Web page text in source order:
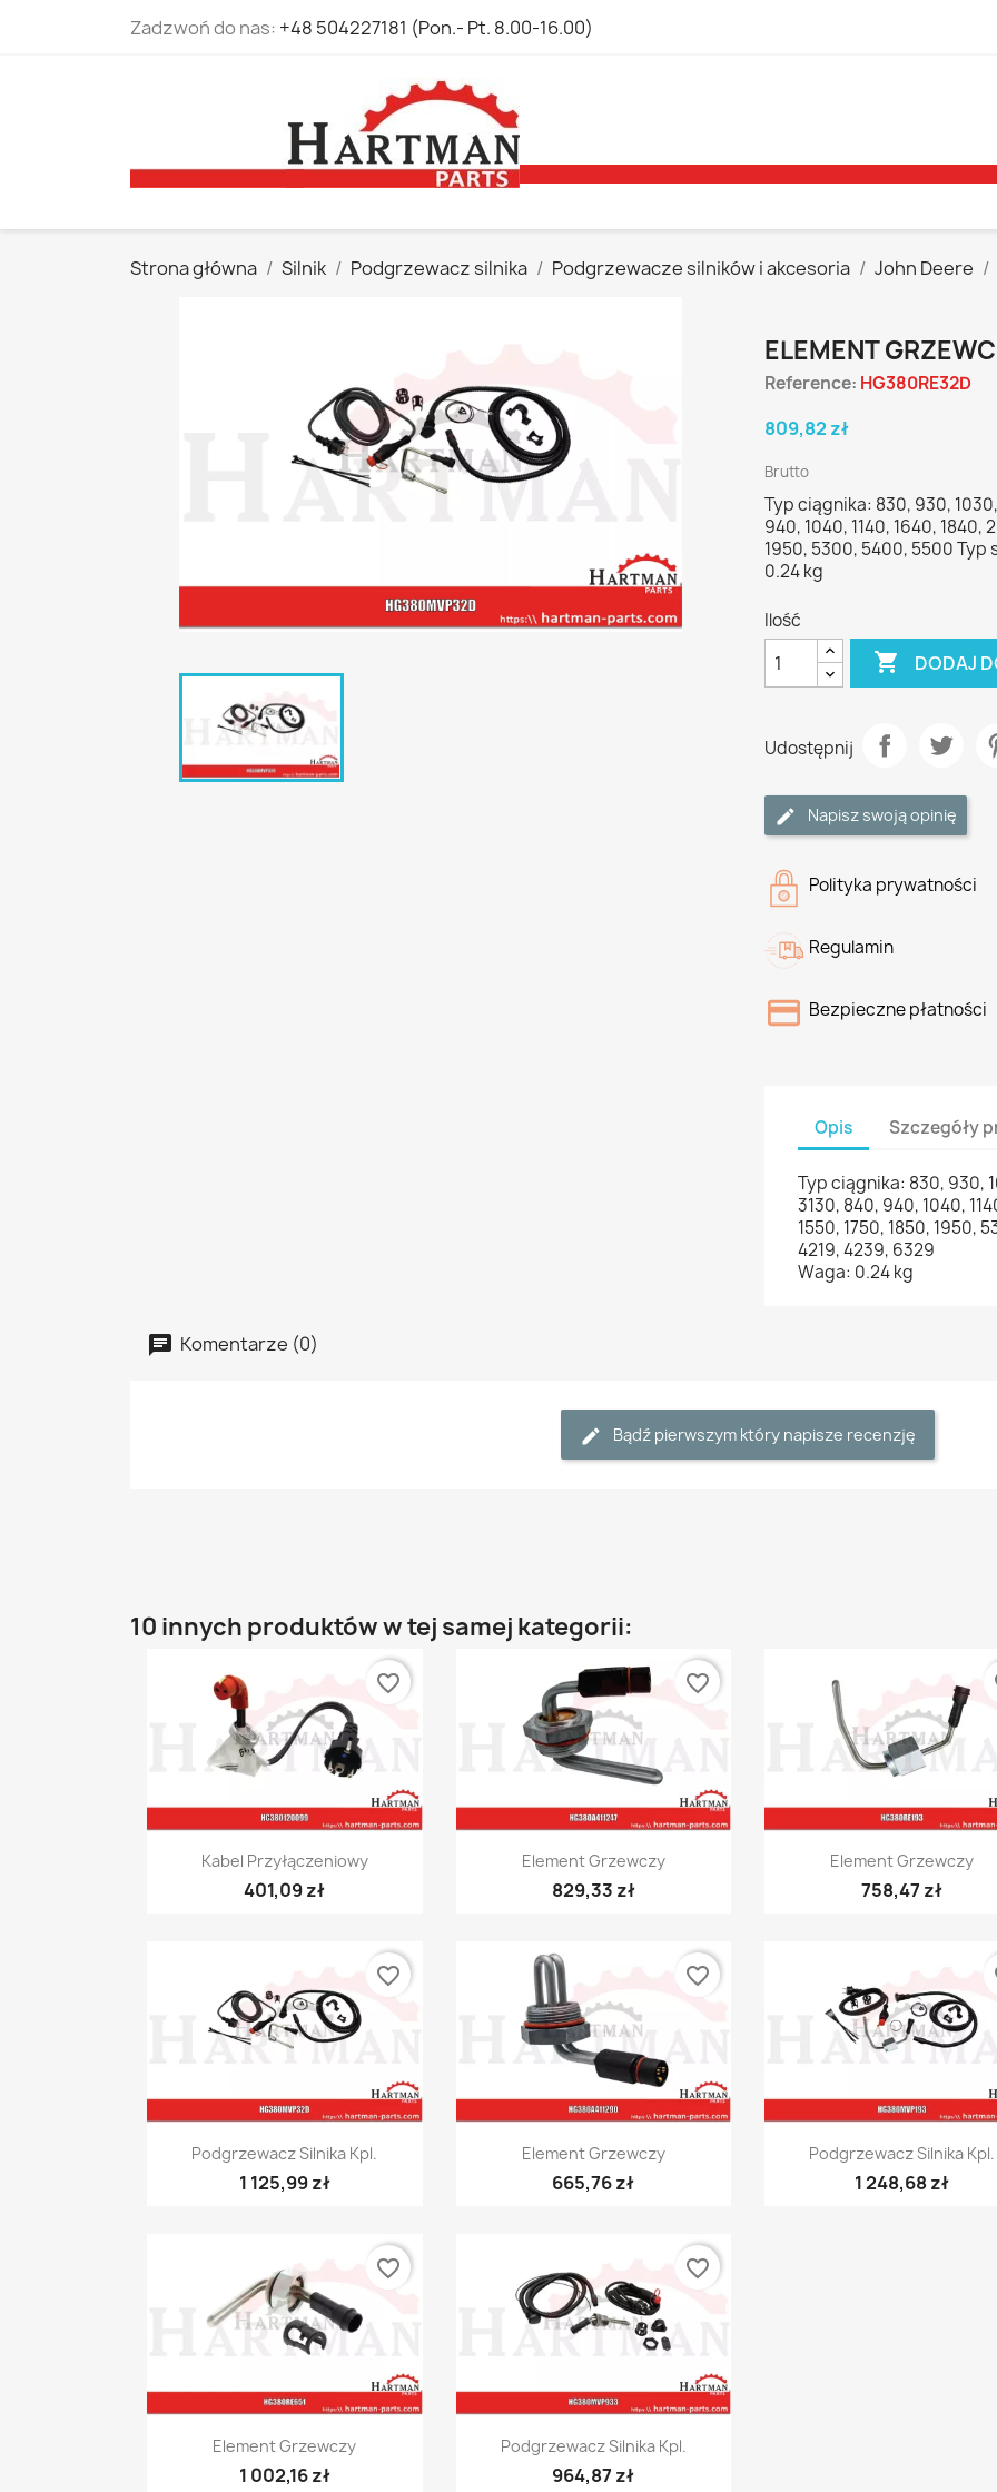
Zadzwoń do nas: +48 504227181 (Pon.- Pt. 8.00-16.00)
Strona główna Silnik Podgrzewacz silnika Podgrzewacze silników i akcesoria John Deere
ELEMENT
Reference: HG380RE32D
809,82 zł
Brutto
Typ ciągnika: 830, 930,
940, 1040, 1140, 1640, 1840,
1950, 5300, 5400, 5500 Typ
0.24 kg
Ilość
 DODAJ
Udostępnij
Napisz swoją opinię
Polityka prywatności
Regulamin
Bezpieczne płatności
Opis Szczegóły
Typ ciągnika: 830, 930,
3130, 840, 940, 1040,
1550, 1750, 1850, 1950,
4219, 4239, 6329
Waga: 0.24 kg
Komentarze (0)
Bądź pierwszym który napisze recenzję
10 innych produktów w tej samej kategorii:
Szybki podgląd
Kabel Przyłączeniowy
401,09 zł
favorite_border
Szybki podgląd
Element Grzewczy
829,33 zł
favorite_border
Szybki podgląd
Element Grzewczy
758,47 zł
Szybki podgląd
Podgrzewacz Silnika Kpl.
1 125,99 zł
favorite_border
Szybki podgląd
Element Grzewczy
665,76 zł
favorite_border
Szybki podgląd
Podgrzewacz Silnika Kpl.
1 248,68 zł
Szybki podgląd
Element Grzewczy
1 002,16 zł
favorite_border
Szybki podgląd
Podgrzewacz Silnika Kpl.
964,87 zł
favorite_border